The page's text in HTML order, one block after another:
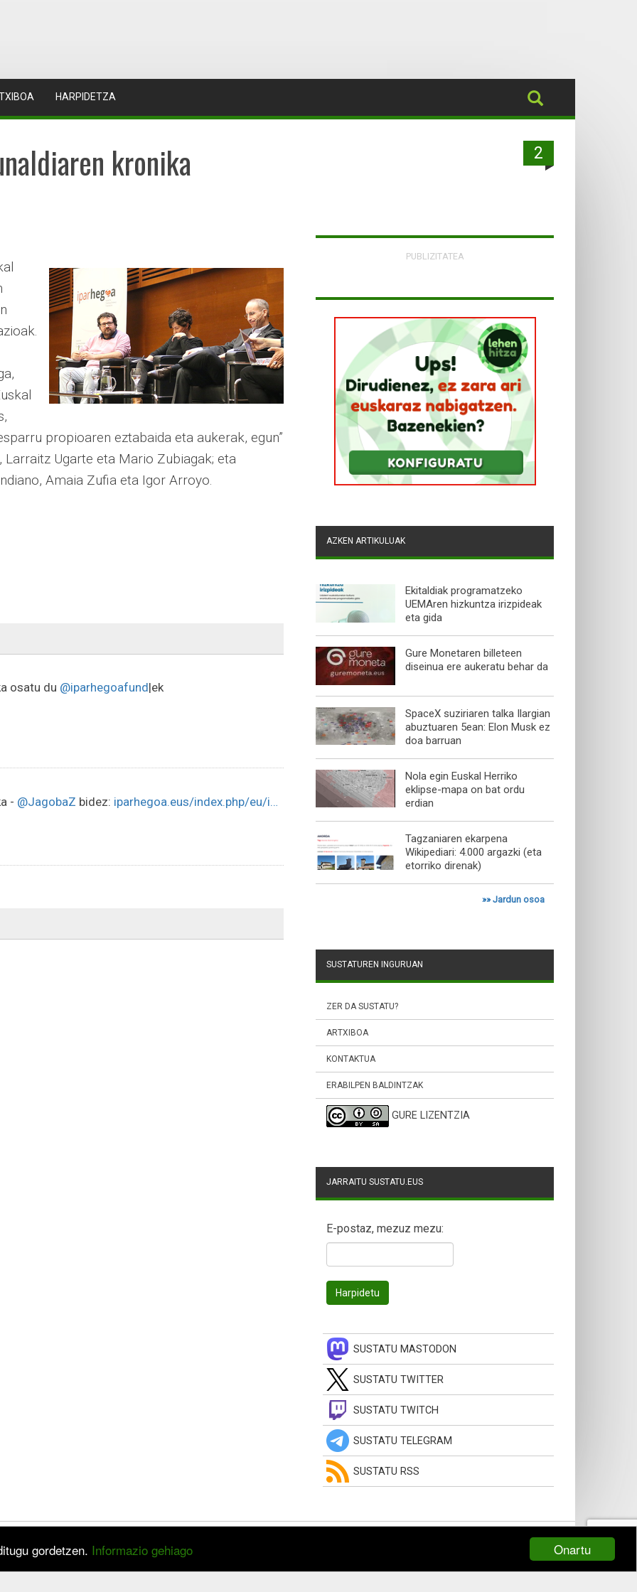
Onartu
gordetzen. Informazio gehiago
HARPIDETZA
2
kronika
propioaren eztabaida eta aukerak, egun”
Ugarte eta Mario Zubiagak; eta
Amaia Zufia eta Igor Arroyo.
osatu du @iparhegoafund|ek
- @JagobaZ bidez: iparhegoa.eus/index.php/eu/i…
PUBLIZITATEA
AZKEN ARTIKULUAK
Ekitaldiak programatzeko
UEMAren hizkuntza irizpideak
eta gida
Gure Monetaren billeteen
diseinua ere aukeratu behar da
SpaceX suziriaren talka Ilargian
abuztuaren 5ean: Elon Musk ez
doa barruan
Nola egin Euskal Herriko
eklipse-mapa on bat ordu
erdian
Tagzaniaren ekarpena
Wikipediari: 4.000 argazki (eta
etorriko direnak)
»»Jardun osoa
SUSTATUREN INGURUAN
ZER DA SUSTATU?
ARTXIBOA
KONTAKTUA
ERABILPEN BALDINTZAK
GURE LIZENTZIA
JARRAITU SUSTATU.EUS
E-postaz, mezuz mezu:
SUSTATU MASTODON
SUSTATU TWITTER
SUSTATU TWITCH
SUSTATU TELEGRAM
SUSTATU RSS